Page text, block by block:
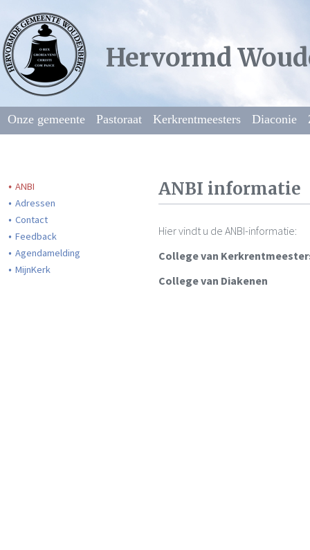
Hervormd
Onze gemeente Pastoraat Kerkrentmeesters Diaconie
ANBI
Adressen
Contact
Feedback
Agendamelding
MijnKerk
ANBI informatie
Hier vindt u de ANBI-informatie:
College van
College van Diakenen